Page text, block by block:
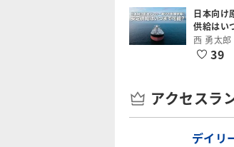
日本向け
供給はい
西 勇太郎
39
アクセスラ
デイリ